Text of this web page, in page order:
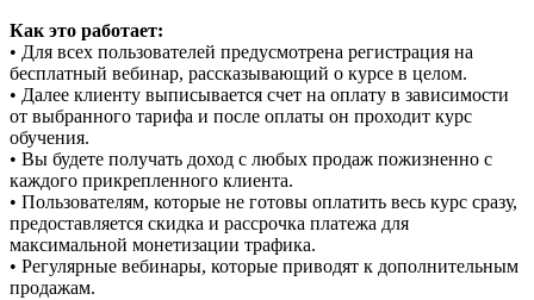
Как это работает:
• Для всех пользователей предусмотрена регистрация на
бесплатный вебинар, рассказывающий о курсе в целом.
• Далее клиенту выписывается счет на оплату в зависимости
от выбранного тарифа и после оплаты он проходит курс
обучения.
• Вы будете получать доход с любых продаж пожизненно с
каждого прикрепленного клиента.
• Пользователям, которые не готовы оплатить весь курс сразу,
предоставляется скидка и рассрочка платежа для
максимальной монетизации трафика.
• Регулярные вебинары, которые приводят к дополнительным
продажам.